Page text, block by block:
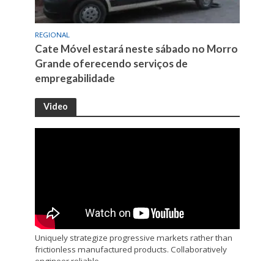
REGIONAL
Cate Móvel estará neste sábado no Morro
Grande oferecendo serviços de
empregabilidade
Video
Uniquely strategize progressive markets rather than
frictionless manufactured products. Collaboratively